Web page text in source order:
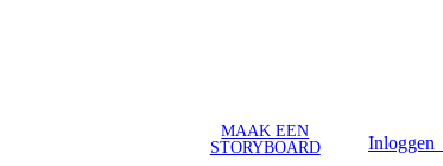
MAAK EEN
STORYBOARD
Inloggen